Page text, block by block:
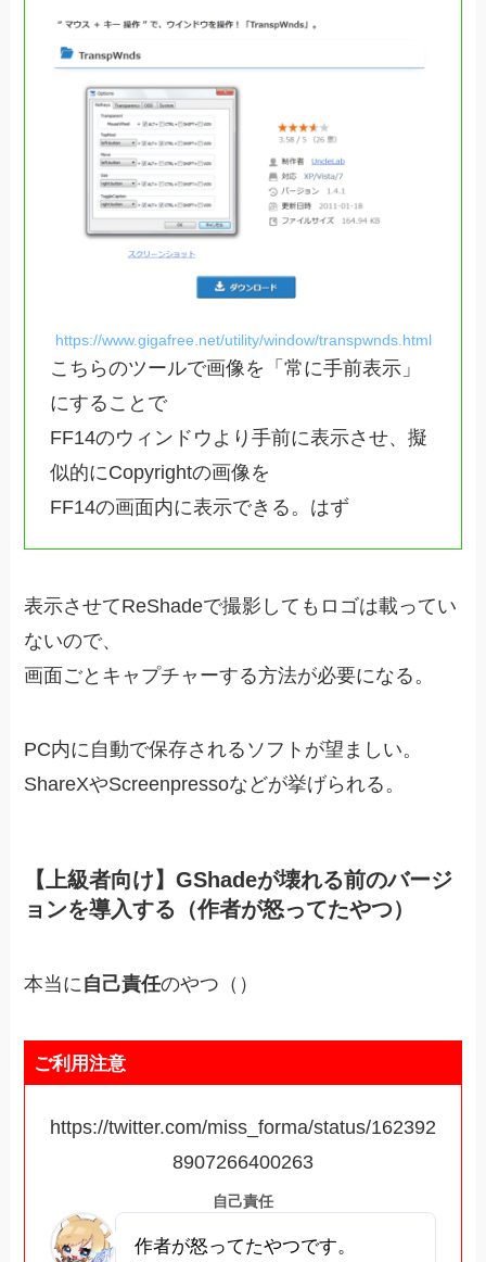
https://www.gigafree.net/utility/window/transpwnds.html
こちらのツールで画像を「常に手前表示」
にすることで
FF14のウィンドウより手前に表示させ、擬
似的にCopyrightの画像を
FF14の画面内に表示できる。はず
表示させてReShadeで撮影してもロゴは載ってい
ないので、
画面ごとキャプチャーする方法が必要になる。
PC内に自動で保存されるソフトが望ましい。
ShareXやScreenpressoなどが挙げられる。
【上級者向け】GShadeが壊れる前のバージ
ョンを導入する（作者が怒ってたやつ）
本当に自己責任のやつ（）
ご利用注意
https://twitter.com/miss_forma/status/162392
8907266400263
自己責任
作者が怒ってたやつです。